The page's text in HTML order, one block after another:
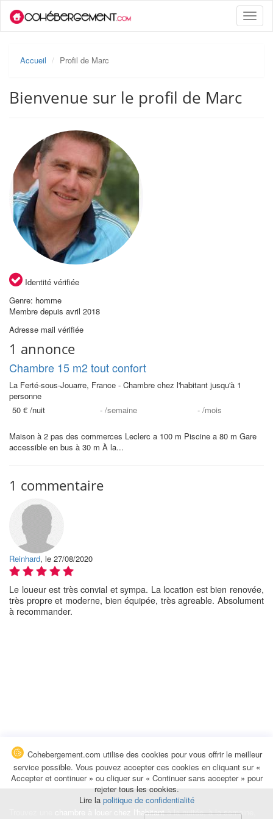
Toggle
Accueil Profil de Marc
Bienvenue sur le profil de Marc
Identité vérifiée
Genre: homme
Membre depuis avril 2018
Adresse mail vérifiée
1 annonce
Chambre 15 m2 tout confort
La Ferté-sous-Jouarre, France - Chambre chez l'habitant jusqu'à 1
personne
50 € /nuit - /semaine - /mois
Maison à 2 pas des commerces Leclerc a 100 m Piscine a 80 m Gare
accessible en bus à 30 m À la...
1 commentaire
Reinhard, le 27/08/2020
Le loueur est très convial et sympa. La location est bien renovée,
très propre et moderne, bien équipée, très agreable. Absolument
à recommander.
chambre à louer chez l'habitantà la nuitée, à la semaine,
Cohebergement.com utilise des cookies pour vous offrir le meilleur
service possible. Vous pouvez accepter ces cookies en cliquant sur «
Accepter et continuer » ou cliquer sur « Continuer sans accepter » pour
rejeter tous les cookies.
Lire la politique de confidentialité